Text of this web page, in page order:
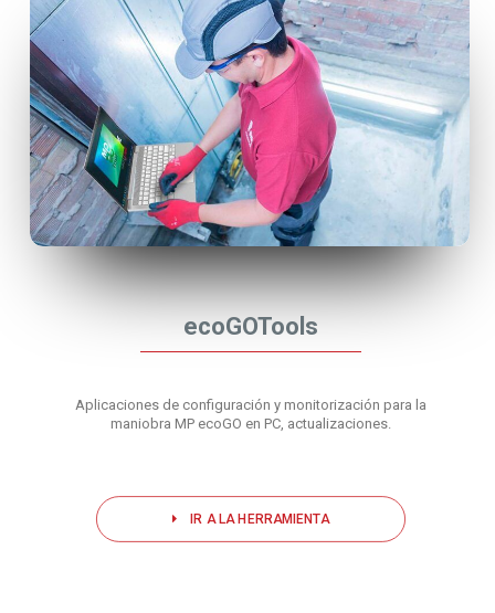
ecoGOTools
Aplicaciones de configuración y monitorización para la
maniobra MP ecoGO en PC, actualizaciones.
IR A LA HERRAMIENTA